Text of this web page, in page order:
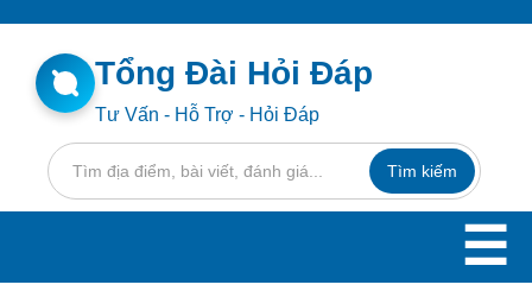
Tổng Đài Hỏi Đáp
Tư Vấn - Hỗ Trợ - Hỏi Đáp
☰